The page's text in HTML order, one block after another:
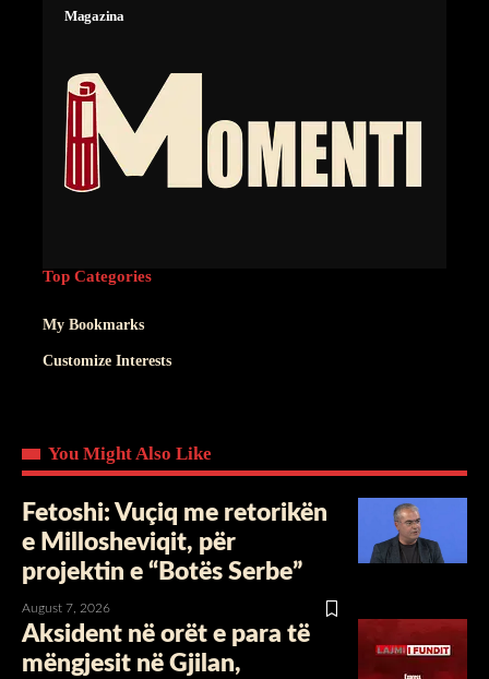
Magazina
Top Categories
My Bookmarks
Customize Interests
You Might Also Like
Fetoshi: Vuçiq me retorikën
e Millosheviqit, për
projektin e “Botës Serbe”
August 7, 2026
Aksident në orët e para të
mëngjesit në Gjilan,